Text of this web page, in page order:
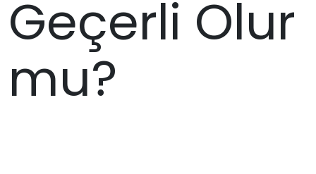
Geçerli Olur
mu?